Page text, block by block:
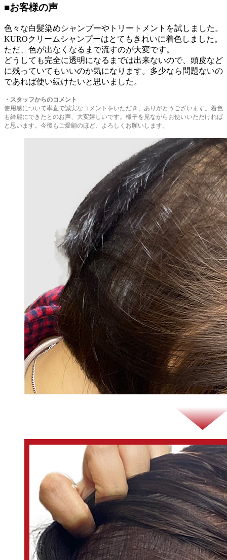
■お客様の声
色々な白髪染めシャンプーやトリートメントを試しました。
KUROクリームシャンプーはとてもきれいに着色しました。
ただ、色が出なくなるまで流すのが大変です。
どうしても完全に透明になるまでは出来ないので、頭皮など
に残っていてもいいのか気になります。多少なら問題ないの
であれば使い続けたいと思いました。
・ スタッフからのコメント
使用感について率直で誠実なコメントをいただき、ありがとうございます。着色
も綺麗にできたとのお声、大変嬉しいです。様子を見ながらお使いいただければ
と思います。今後もご愛顧のほど、よろしくお願いします。